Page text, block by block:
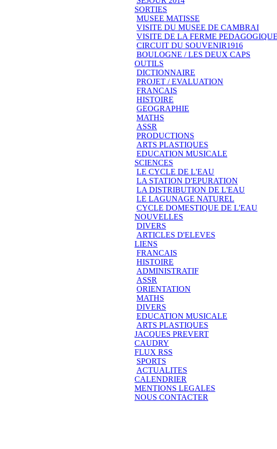
SORTIES
MUSEE MATISSE
VISITE DU MUSEE DE CAMBRAI
VISITE DE LA FERME
CIRCUIT DU SOUVENIR1916
BOULOGNE / LES DEUX CAPS
OUTILS
DICTIONNAIRE
PROJET / EVALUATION
FRANCAIS
HISTOIRE
GEOGRAPHIE
MATHS
ASSR
PRODUCTIONS
ARTS PLASTIQUES
EDUCATION MUSICALE
SCIENCES
LE CYCLE DE L'EAU
LA STATION D'EPURATION
LA DISTRIBUTION DE L'EAU
LE LAGUNAGE NATUREL
CYCLE DOMESTIQUE DE L'EAU
NOUVELLES
DIVERS
ARTICLES D'ELEVES
LIENS
FRANCAIS
HISTOIRE
ADMINISTRATIF
ASSR
ORIENTATION
MATHS
DIVERS
EDUCATION MUSICALE
ARTS PLASTIQUES
JACQUES PREVERT
CAUDRY
FLUX RSS
SPORTS
ACTUALITES
CALENDRIER
MENTIONS LEGALES
NOUS CONTACTER